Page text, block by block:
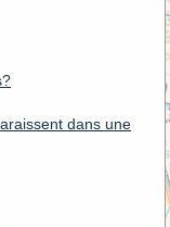
dans une